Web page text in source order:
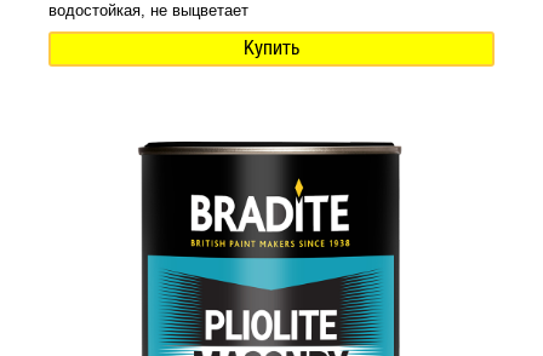
водостойкая, не выцветает
Купить